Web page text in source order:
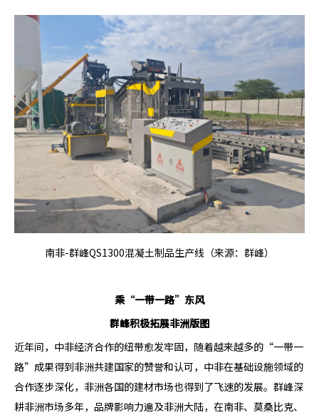
南非-群峰QS1300混凝土制品生产线（来源：群峰）
乘“一带一路”东风
群峰积极拓展非洲版图
近年间，中非经济合作的纽带愈发牢固，随着越来越多的“一带一
路”成果得到非洲共建国家的赞誉和认可，中非在基础设施领域的
合作逐步深化，非洲各国的建材市场也得到了飞速的发展。群峰深
耕非洲市场多年，品牌影响力遍及非洲大陆，在南非、莫桑比克、